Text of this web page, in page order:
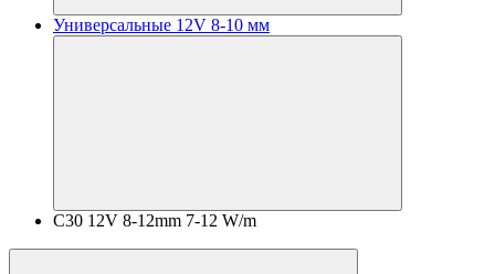
Универсальные 12V 8-10 мм
C30 12V 8-12mm 7-12 W/m